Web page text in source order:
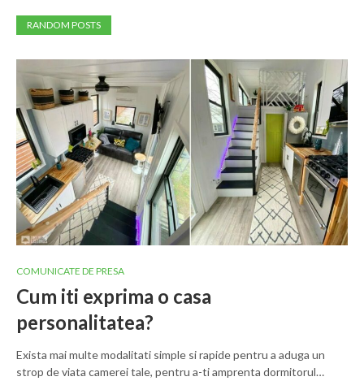
RANDOM POSTS
COMUNICATE DE PRESA
Cum iti exprima o casa
personalitatea?
Exista mai multe modalitati simple si rapide pentru a aduga un
strop de viata camerei tale, pentru a-ti amprenta dormitorul…